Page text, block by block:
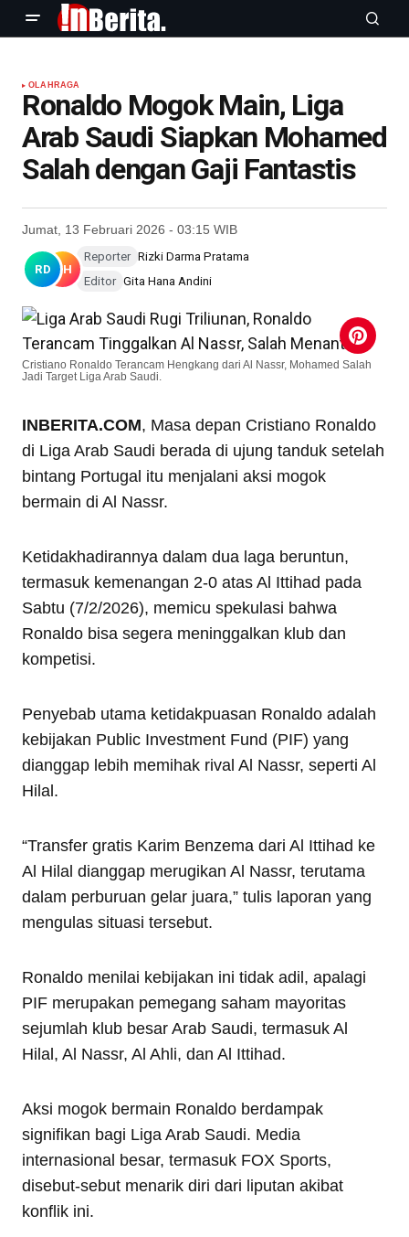
OLAHRAGA
Ronaldo Mogok Main, Liga
Arab Saudi Siapkan Mohamed
Salah dengan Gaji Fantastis
Jumat, 13 Februari 2026 - 03:15 WIB
RD GH
Reporter Rizki Darma Pratama
Editor Gita Hana Andini
Cristiano Ronaldo Terancam Hengkang dari Al Nassr, Mohamed Salah
Jadi Target Liga Arab Saudi.
INBERITA.COM, Masa depan Cristiano Ronaldo
di Liga Arab Saudi berada di ujung tanduk setelah
bintang Portugal itu menjalani aksi mogok
bermain di Al Nassr.
Ketidakhadirannya dalam dua laga beruntun,
termasuk kemenangan 2-0 atas Al Ittihad pada
Sabtu (7/2/2026), memicu spekulasi bahwa
Ronaldo bisa segera meninggalkan klub dan
kompetisi.
Penyebab utama ketidakpuasan Ronaldo adalah
kebijakan Public Investment Fund (PIF) yang
dianggap lebih memihak rival Al Nassr, seperti Al
Hilal.
“Transfer gratis Karim Benzema dari Al Ittihad ke
Al Hilal dianggap merugikan Al Nassr, terutama
dalam perburuan gelar juara,” tulis laporan yang
mengulas situasi tersebut.
Ronaldo menilai kebijakan ini tidak adil, apalagi
PIF merupakan pemegang saham mayoritas
sejumlah klub besar Arab Saudi, termasuk Al
Hilal, Al Nassr, Al Ahli, dan Al Ittihad.
Aksi mogok bermain Ronaldo berdampak
signifikan bagi Liga Arab Saudi. Media
internasional besar, termasuk FOX Sports,
disebut-sebut menarik diri dari liputan akibat
konflik ini.